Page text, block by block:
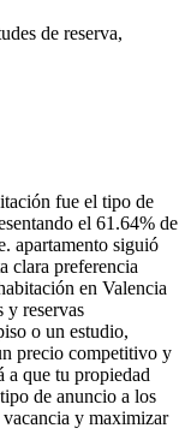
de reserva,
fue el tipo de
el 61.64% de
apartamento siguió
clara preferencia
en Valencia
y reservas
o un estudio,
precio competitivo y
a que tu propiedad
de anuncio a los
y maximizar